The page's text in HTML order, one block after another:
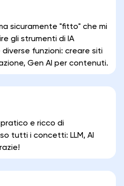
sicuramente "fitto" che mi
gli strumenti di IA
funzioni: creare siti
Gen AI per contenuti.
e ricco di
tutti i concetti: LLM, AI